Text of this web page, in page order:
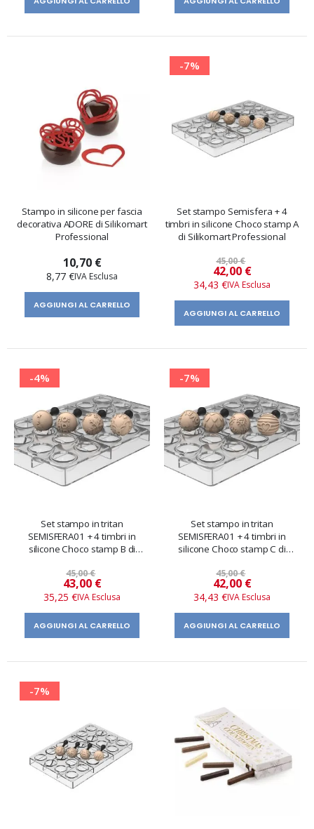
Stampo in silicone per fascia
decorativa ADORE di Silikomart
Professional
10,70 €
8,77 €
AGGIUNGI AL CARRELLO
-7%
Set stampo Semisfera + 4
timbri in silicone Choco stamp A
di Silikomart Professional
45,00 €
Prezzo
speciale
42,00 €
34,43 €
AGGIUNGI AL CARRELLO
-4%
Set stampo in tritan
SEMISFERA01 + 4 timbri in
silicone Choco stamp B di
45,00 €
Prezzo
speciale
43,00 €
35,25 €
AGGIUNGI AL CARRELLO
-7%
Set stampo in tritan
SEMISFERA01 + 4 timbri in
silicone Choco stamp C di
45,00 €
Prezzo
speciale
42,00 €
34,43 €
AGGIUNGI AL CARRELLO
-7%